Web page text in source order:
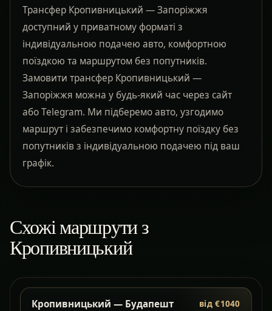
Трансфер Кропивницький — Запоріжжя
доступний у приватному форматі з
індивідуальною подачею авто, комфортною
поїздкою та маршрутом без попутників.
Замовити трансфер Кропивницький —
Запоріжжя можна у будь-який час через сайт
або Telegram. Ми підберемо авто, узгодимо
маршрут і забезпечимо комфортну поїздку без
попутників з індивідуальною подачею під ваш
графік.
Схожі маршрути з
Кропивницький
Кропивницький — Будапешт від €1040